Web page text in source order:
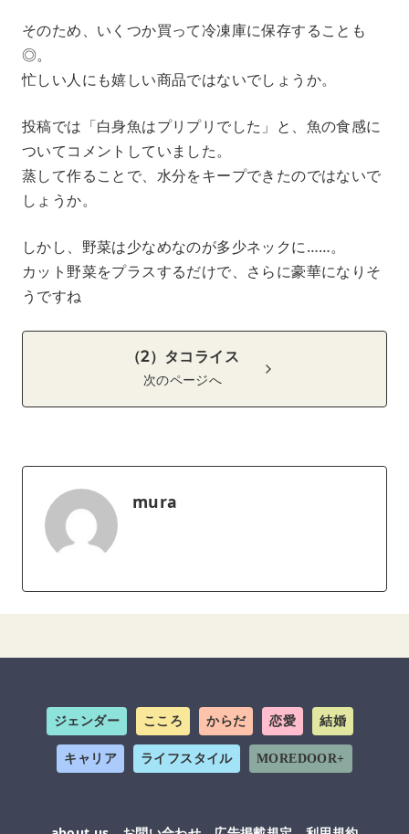
そのため、いくつか買って冷凍庫に保存することも
◎。
忙しい人にも嬉しい商品ではないでしょうか。
投稿では「白身魚はプリプリでした」と、魚の食感に
ついてコメントしていました。
蒸して作ることで、水分をキープできたのではないで
しょうか。
しかし、野菜は少なめなのが多少ネックに……。
カット野菜をプラスするだけで、さらに豪華になりそ
うですね
（2）タコライス
次のページへ
mura
ジェンダー こころ からだ 恋愛 結婚
キャリア ライフスタイル MOREDOOR+